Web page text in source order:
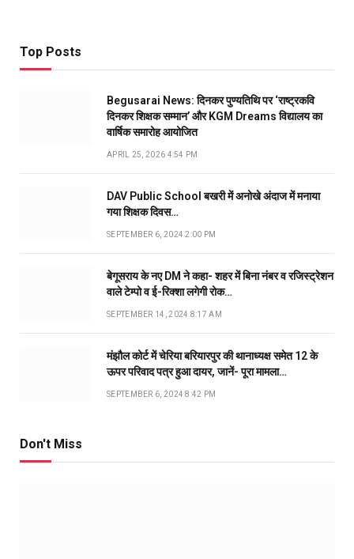
Top Posts
Begusarai News: दिनकर पुण्यतिथि पर ‘राष्ट्रकवि
दिनकर शिक्षक सम्मान’ और KGM Dreams विद्यालय का
वार्षिक समारोह आयोजित
APRIL 25, 2026 4:54 PM
DAV Public School बखरी में अनोखे अंदाज में मनाया
गया शिक्षक दिवस…
SEPTEMBER 6, 2024 2:00 PM
बेगूसराय के नए DM ने कहा- शहर में बिना नंबर व रजिस्ट्रेशन
वाले टेम्पो व ई-रिक्शा लगेगी रोक…
SEPTEMBER 14, 2024 8:17 AM
मंझौल कोर्ट में चेरिया बरियारपुर की थानाध्यक्ष समेत 12 के
ऊपर परिवाद पत्र हुआ दायर, जानें- पूरा मामला…
SEPTEMBER 6, 2024 8:42 PM
Don't Miss